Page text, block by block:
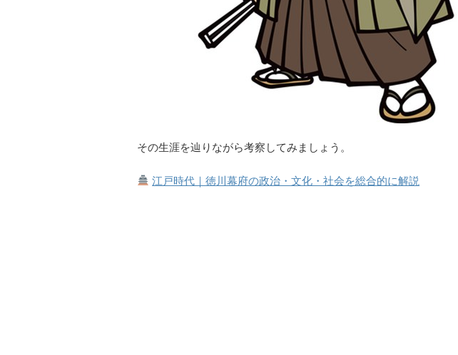
その生涯を辿りながら考察してみましょう。
江戸時代｜徳川幕府の政治・文化・社会を総合的に解説